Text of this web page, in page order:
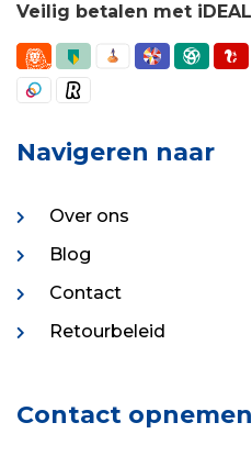
Veilig betalen met iDEAL
Navigeren naar
Over ons
Blog
Contact
Retourbeleid
Contact opnemen